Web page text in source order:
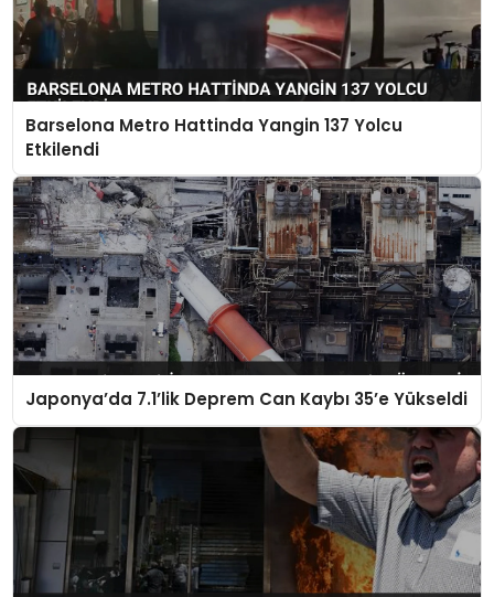
Barselona Metro Hattinda Yangin 137 Yolcu
Etkilendi
Japonya’da 7.1’lik Deprem Can Kaybı 35’e Yükseldi